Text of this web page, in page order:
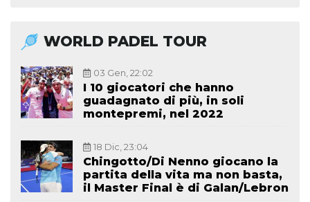
WORLD PADEL TOUR
03 Gen, 22:02
I 10 giocatori che hanno
guadagnato di più, in soli
montepremi, nel 2022
18 Dic, 23:04
Chingotto/Di Nenno giocano la
partita della vita ma non basta,
il Master Final è di Galan/Lebron